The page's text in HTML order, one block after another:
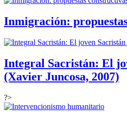
Inmigración:
Integral Sacristán: El
(Xavier Juncosa, 2007)
?>